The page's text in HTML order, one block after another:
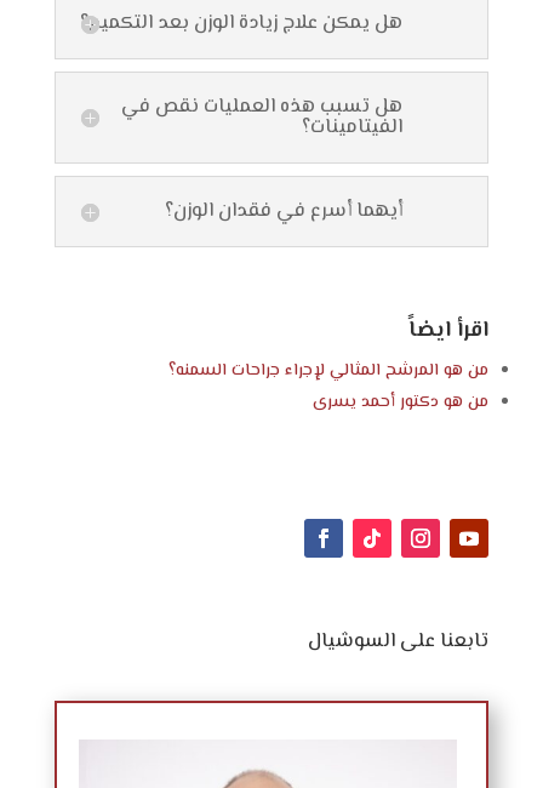
هل يمكن علاج زيادة الوزن بعد التكميم؟
هل تسبب هذه العمليات نقص في
الفيتامينات؟
أيهما أسرع في فقدان الوزن؟
اقرأ ايضاً
من هو المرشح المثالي لإجراء جراحات السمنه؟
من هو دكتور أحمد يسرى
تابعنا على السوشيال